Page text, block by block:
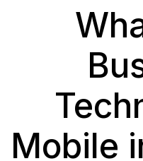
Mobile